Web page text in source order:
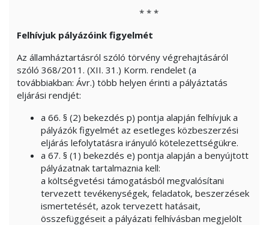
* * *
Felhívjuk pályázóink figyelmét
Az államháztartásról szóló törvény végrehajtásáról
szóló 368/2011. (XII. 31.) Korm. rendelet (a
továbbiakban: Ávr.) több helyen érinti a pályáztatás
eljárási rendjét:
a 66. § (2) bekezdés p) pontja alapján felhívjuk a
pályázók figyelmét az esetleges közbeszerzési
eljárás lefolytatásra irányuló kötelezettségükre.
a 67. § (1) bekezdés e) pontja alapján a benyújtott
pályázatnak tartalmaznia kell:
a költségvetési támogatásból megvalósítani
tervezett tevékenységek, feladatok, beszerzések
ismertetését, azok tervezett hatásait,
összefüggéseit a pályázati felhívásban megjelölt